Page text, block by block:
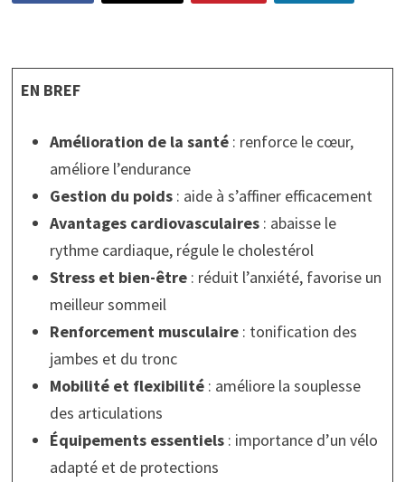
EN BREF
Amélioration de la santé: renforce le cœur,
améliore l’endurance
Gestion du poids: aide à s’affiner efficacement
Avantages cardiovasculaires: abaisse le
rythme cardiaque, régule le cholestérol
Stress et bien-être: réduit l’anxiété, favorise un
meilleur sommeil
Renforcement musculaire: tonification des
jambes et du tronc
Mobilité et flexibilité: améliore la souplesse
des articulations
Équipements essentiels: importance d’un vélo
adapté et de protections